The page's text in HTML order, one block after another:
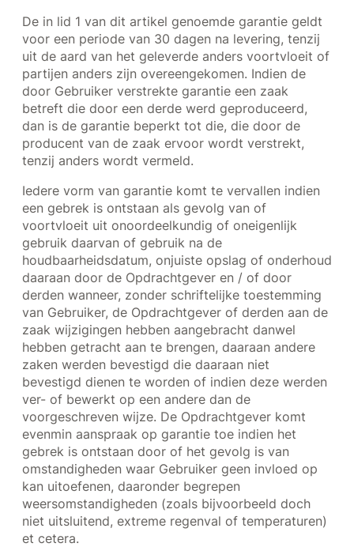
De in lid 1 van dit artikel genoemde garantie geldt
voor een periode van 30 dagen na levering, tenzij
uit de aard van het geleverde anders voortvloeit of
partijen anders zijn overeengekomen. Indien de
door Gebruiker verstrekte garantie een zaak
betreft die door een derde werd geproduceerd,
dan is de garantie beperkt tot die, die door de
producent van de zaak ervoor wordt verstrekt,
tenzij anders wordt vermeld.
Iedere vorm van garantie komt te vervallen indien
een gebrek is ontstaan als gevolg van of
voortvloeit uit onoordeelkundig of oneigenlijk
gebruik daarvan of gebruik na de
houdbaarheidsdatum, onjuiste opslag of onderhoud
daaraan door de Opdrachtgever en / of door
derden wanneer, zonder schriftelijke toestemming
van Gebruiker, de Opdrachtgever of derden aan de
zaak wijzigingen hebben aangebracht danwel
hebben getracht aan te brengen, daaraan andere
zaken werden bevestigd die daaraan niet
bevestigd dienen te worden of indien deze werden
ver- of bewerkt op een andere dan de
voorgeschreven wijze. De Opdrachtgever komt
evenmin aanspraak op garantie toe indien het
gebrek is ontstaan door of het gevolg is van
omstandigheden waar Gebruiker geen invloed op
kan uitoefenen, daaronder begrepen
weersomstandigheden (zoals bijvoorbeeld doch
niet uitsluitend, extreme regenval of temperaturen)
et cetera.